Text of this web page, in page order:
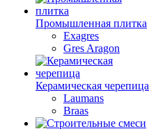
Промышленная плитка
Exagres
Gres Aragon
Керамическая черепица
Laumans
Braas